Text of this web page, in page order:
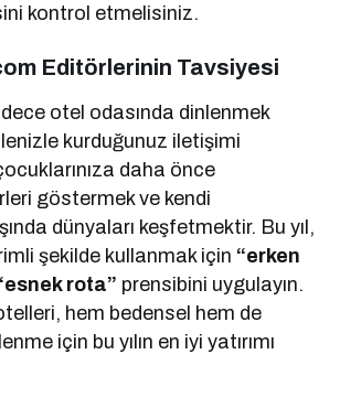
kontrol etmelisiniz.
Editörlerinin Tavsiyesi
otel odasında dinlenmek
kurduğunuz iletişimi
daha önce
göstermek ve kendi
dünyaları keşfetmektir. Bu yıl,
şekilde kullanmak için “erken
rota” prensibini uygulayın.
hem bedensel hem de
için bu yılın en iyi yatırımı